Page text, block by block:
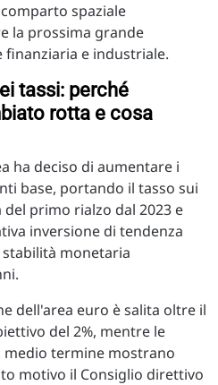
spaziale
la prossima grande
e industriale.
tassi: perché
rotta e cosa
ha deciso di aumentare i
base, portando il tasso sui
del primo rialzo dal 2023 e
inversione di tendenza
monetaria
dell'area euro è salita oltre il
del 2%, mentre le
termine mostrano
motivo il Consiglio direttivo